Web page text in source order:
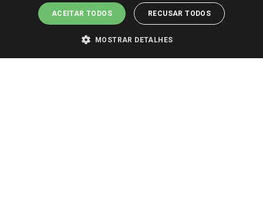
ACEITAR TODOS RECUSAR TODOS
MOSTRAR DETALHES